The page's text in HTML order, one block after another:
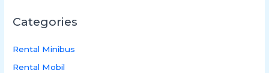
Categories
Rental Minibus
Rental Mobil